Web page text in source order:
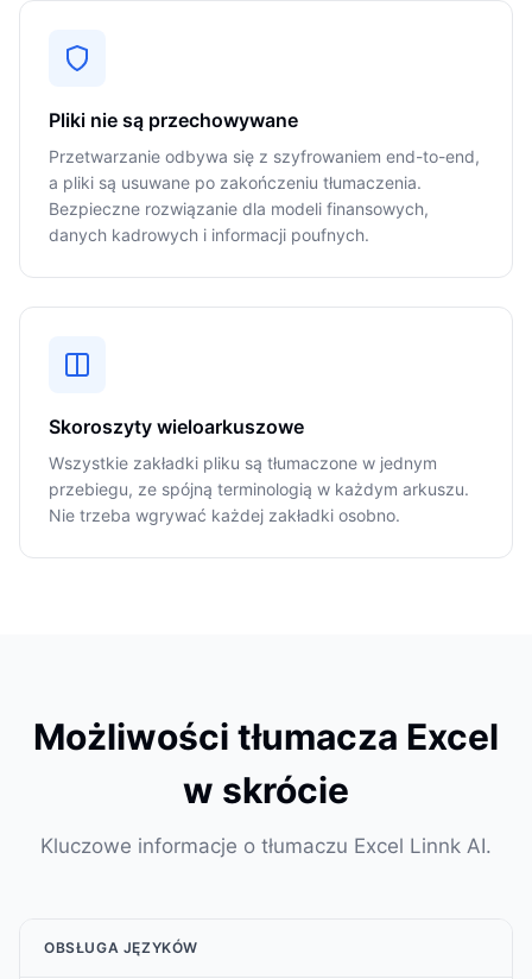
Pliki nie są przechowywane
Przetwarzanie odbywa się z szyfrowaniem end-to-end,
a pliki są usuwane po zakończeniu tłumaczenia.
Bezpieczne rozwiązanie dla modeli finansowych,
danych kadrowych i informacji poufnych.
Skoroszyty wieloarkuszowe
Wszystkie zakładki pliku są tłumaczone w jednym
przebiegu, ze spójną terminologią w każdym arkuszu.
Nie trzeba wgrywać każdej zakładki osobno.
Możliwości tłumacza Excel
w skrócie
Kluczowe informacje o tłumaczu Excel Linnk AI.
OBSŁUGA JĘZYKÓW